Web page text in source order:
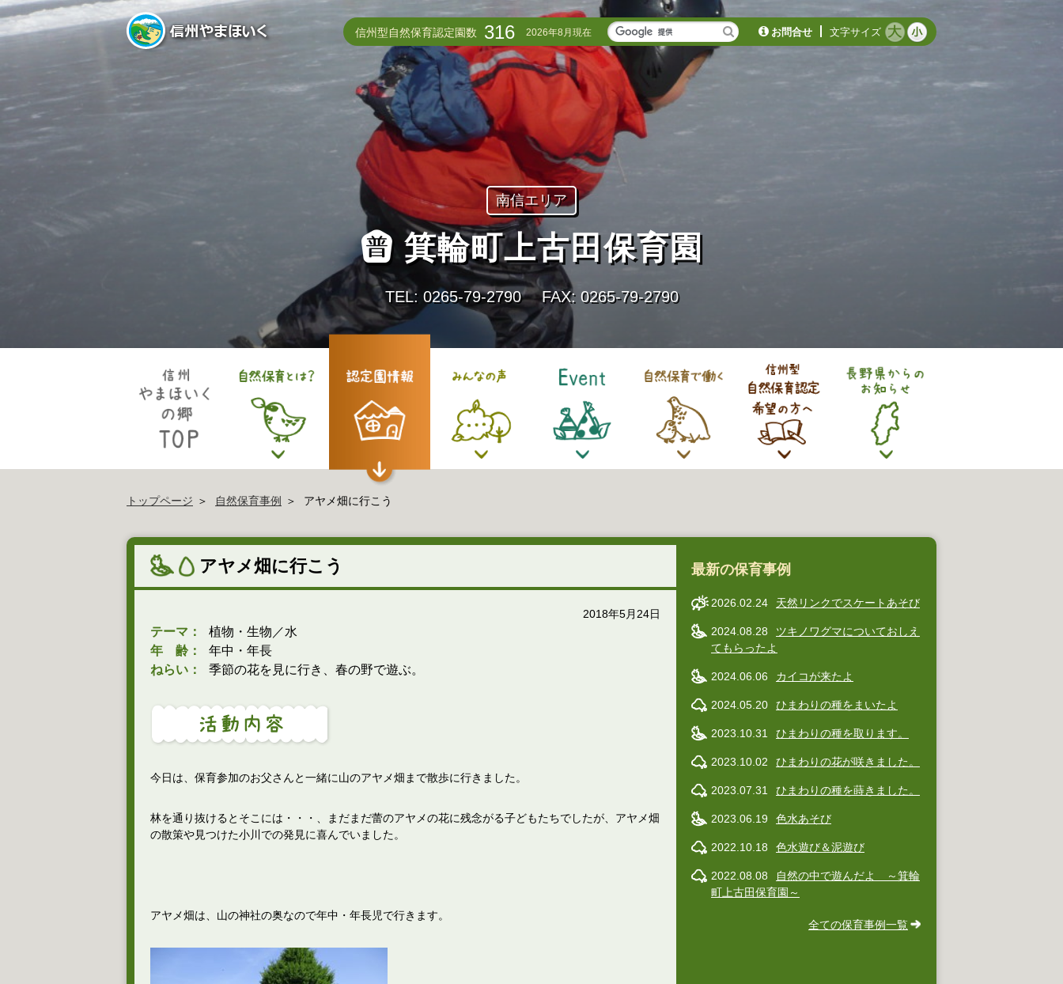
信州型自然保育認定園数 316 2026年8月現在 お問合せ 文字サイズ
南信エリア
箕輪町上古田保育園
TEL: 0265-79-2790 FAX: 0265-79-2790
トップページ 自然保育事例 アヤメ畑に行こう
アヤメ畑に行こう
2018年5月24日
テーマ：
植物・生物／水
年 齢：
年中・年長
ねらい：
季節の花を見に行き、春の野で遊ぶ。
今日は、保育参加のお父さんと一緒に山のアヤメ畑まで散歩に行きました。
林を通り抜けるとそこには・・・、まだまだ蕾のアヤメの花に残念がる子どもたちでしたが、アヤメ畑
の散策や見つけた小川での発見に喜んでいました。
アヤメ畑は、山の神社の奥なので年中・年長児で行きます。
最新の保育事例
2026.02.24 天然リンクでスケートあそび
2024.08.28
ツキノワグマについておしえ
てもらったよ
2024.06.06 カイコが来たよ
2024.05.20 ひまわりの種をまいたよ
2023.10.31 ひまわりの種を取ります。
2023.10.02 ひまわりの花が咲きました。
2023.07.31 ひまわりの種を蒔きました。
2023.06.19 色水あそび
2022.10.18 色水遊び＆泥遊び
2022.08.08
自然の中で遊んだよ ～箕輪
町上古田保育園～
全ての保育事例一覧